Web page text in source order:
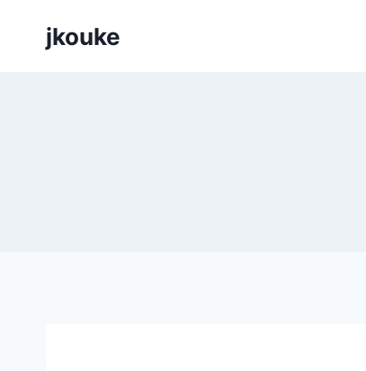
sisältöönjkouke